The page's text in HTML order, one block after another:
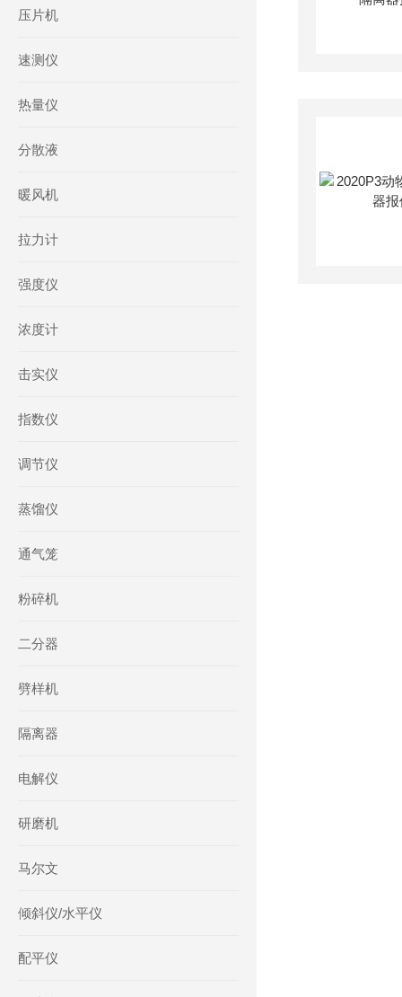
压片机
速测仪
热量仪
分散液
暖风机
拉力计
强度仪
浓度计
击实仪
指数仪
调节仪
蒸馏仪
通气笼
粉碎机
二分器
劈样机
隔离器
电解仪
研磨机
马尔文
倾斜仪/水平仪
配平仪